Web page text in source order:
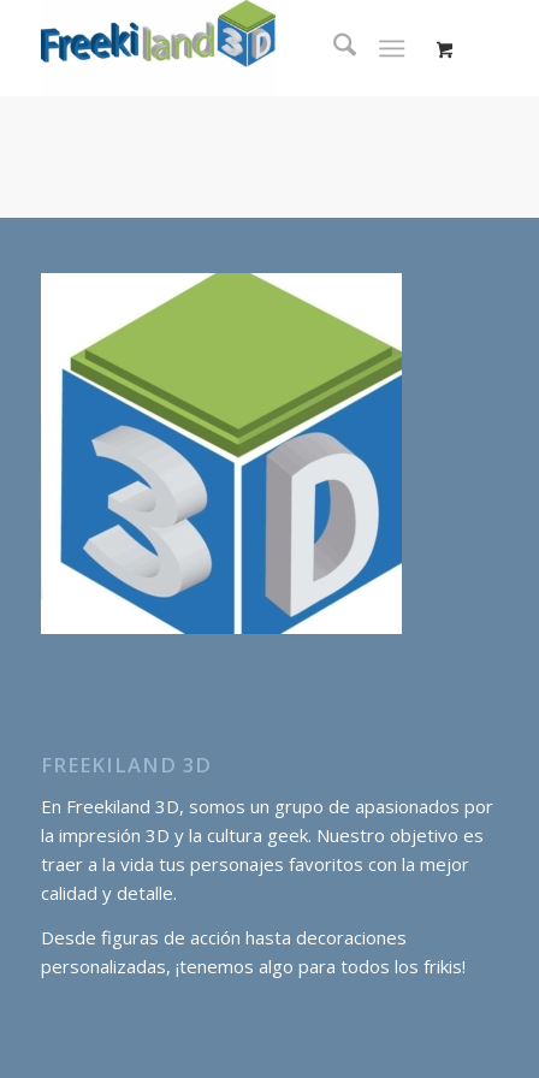
FREEKILAND 3D
En Freekiland 3D, somos un grupo de apasionados por
la impresión 3D y la cultura geek. Nuestro objetivo es
traer a la vida tus personajes favoritos con la mejor
calidad y detalle.
Desde figuras de acción hasta decoraciones
personalizadas, ¡tenemos algo para todos los frikis!